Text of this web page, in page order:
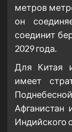
метров
он
соединит
2029 года.
Для Китая
имеет
Индийского